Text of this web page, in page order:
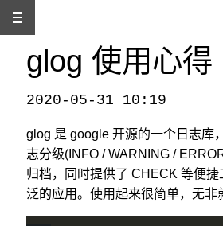
glog 使用心得
2020-05-31 10:19
glog 是 google 开源的一个日志库
志分级(INFO / WARNING /
归档，同时提供了 CHECK 等便捷
泛的应用。使用起来很简单，无非